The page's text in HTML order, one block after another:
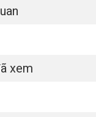
mây và phát lại bất
xem